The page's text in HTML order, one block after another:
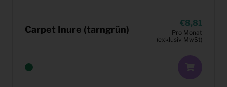
Carpet Inure (tarngrün)
8,81
Pro Monat
(exklusiv MwSt)